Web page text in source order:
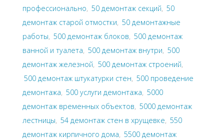
профессионально, 50 демонтаж секций, 50
демонтаж старой отмостки, 50 демонтажные
работы, 500 демонтаж блоков, 500 демонтаж
ванной и туалета, 500 демонтаж внутри, 500
демонтаж железной, 500 демонтаж строений,
500 демонтаж штукатурки стен, 500 проведение
демонтажа, 500 услуги демонтажа, 5000
демонтаж временных объектов, 5000 демонтаж
лестницы, 54 демонтаж стен в хрущевке, 550
демонтаж кирпичного дома, 5500 демонтаж